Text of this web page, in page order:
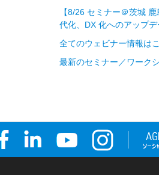
【8/26 セミナー＠茨城
代化、DX 化へのアップデ
全てのウェビナー情報は
最新のセミナー／ワーク